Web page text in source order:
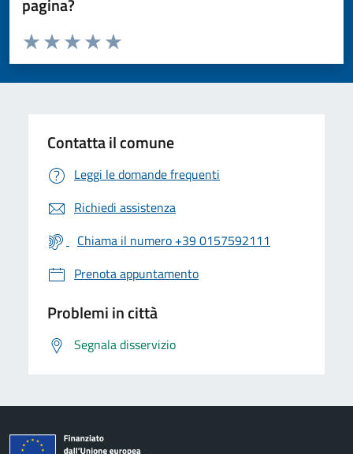
pagina?
Valuta da 1 a 5 stelle la pagina
Valuta 5 stelle su 5
Valuta 4 stelle su 5
Valuta 3 stelle su 5
Valuta 2 stelle su 5
Valuta 1 stelle su 5
Contatta il comune
Leggi le domande frequenti
Richiedi assistenza
Chiama il numero +39 0157592111
Prenota appuntamento
Problemi in città
Segnala disservizio